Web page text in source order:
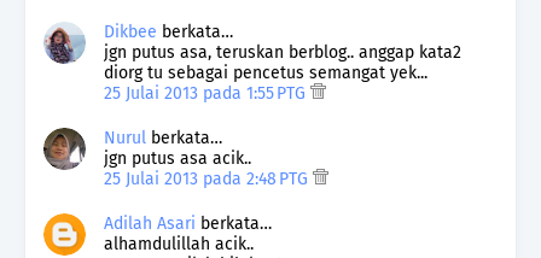
Dikbee berkata…
jgn putus asa, teruskan berblog.. anggap kata2
diorg tu sebagai pencetus semangat yek...
25 Julai 2013 pada 1:55 PTG
Nurul berkata…
jgn putus asa acik..
25 Julai 2013 pada 2:48 PTG
Adilah Asari berkata…
alhamdulillah acik..